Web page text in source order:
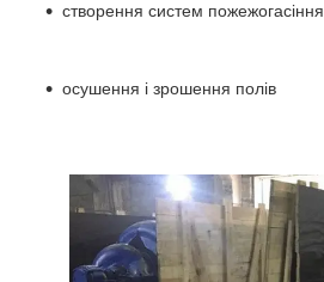
створення систем пожежогасіння
осушення і зрошення полів